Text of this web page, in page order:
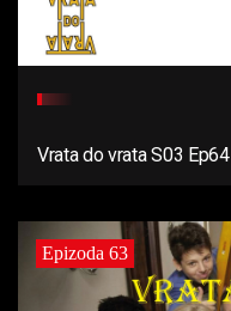
Vrata do vrata S03 Ep64
Epizoda 63